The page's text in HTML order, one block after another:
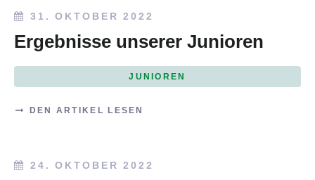
31. OKTOBER 2022
Ergebnisse unserer Junioren
JUNIOREN
DEN ARTIKEL LESEN
24. OKTOBER 2022